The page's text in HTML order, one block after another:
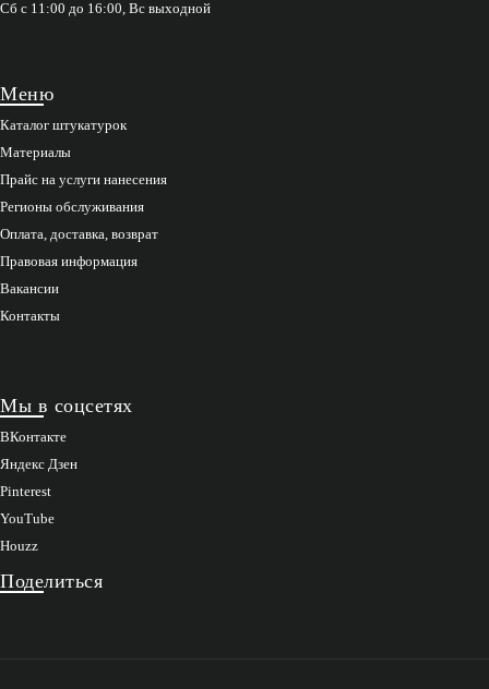
Сб с 11:00 до 16:00, Вс выходной
Меню
Каталог штукатурок
Материалы
Прайс на услуги нанесения
Регионы обслуживания
Оплата, доставка, возврат
Правовая информация
Вакансии
Контакты
Мы в соцсетях
ВКонтакте
Яндекс Дзен
Pinterest
YouTube
Houzz
Поделиться